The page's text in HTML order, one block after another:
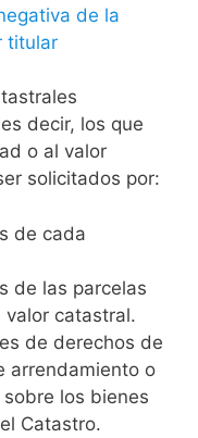
de la
titular
decir, los que
o al valor
solicitados por:
de cada
de las parcelas
catastral.
de derechos de
arrendamiento o
los bienes
Catastro.